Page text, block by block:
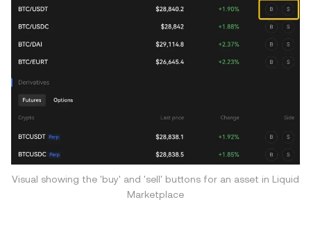
Visual showing the 'buy' and 'sell' buttons for an asset in Liquid
Marketplace